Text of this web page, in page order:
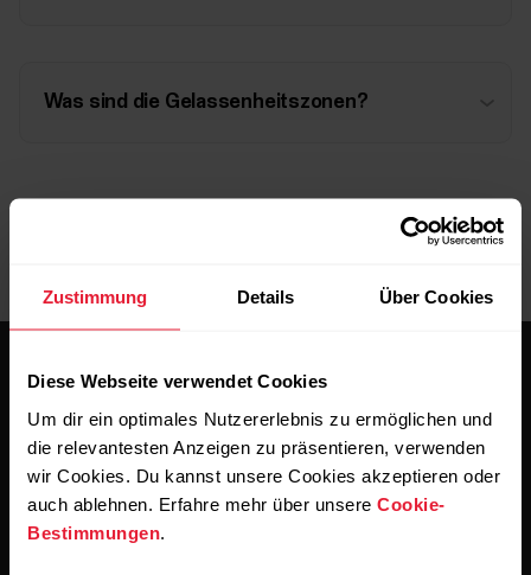
Zustimmung Details Über Cookies
Diese Webseite verwendet Cookies
Um dir ein optimales Nutzererlebnis zu ermöglichen und
die relevantesten Anzeigen zu präsentieren, verwenden
wir Cookies. Du kannst unsere Cookies akzeptieren oder
auch ablehnen. Erfahre mehr über unsere Cookie-
Bestimmungen
Was sind die Gelassenheitszonen?
Bleibe auf dem Laufenden.